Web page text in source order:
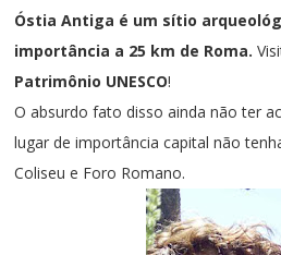
Óstia Antiga é um sítio
importância a 25 km de Roma.
Patrimônio UNESCO!
O absurdo fato disso ainda não ter
lugar de importância capital não
Coliseu e Foro Romano.